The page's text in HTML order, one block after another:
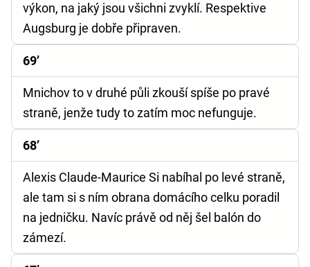
výkon, na jaký jsou všichni zvyklí. Respektive
Augsburg je dobře připraven.
69’
Mnichov to v druhé půli zkouší spíše po pravé
straně, jenže tudy to zatím moc nefunguje.
68’
Alexis Claude-Maurice Si nabíhal po levé straně,
ale tam si s ním obrana domácího celku poradil
na jedničku. Navíc právě od něj šel balón do
zámezí.